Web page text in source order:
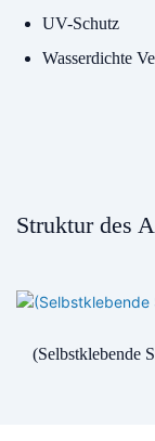
UV-Schutz
Wasserdichte
Struktur des
(Selbstklebende